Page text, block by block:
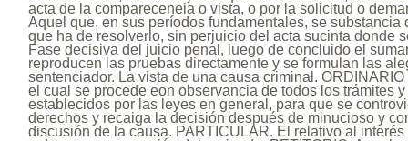
acta de la compareceneia o vista, o por la solicitud o
Aquel que, en sus períodos fundamentales, se substancia
que ha de resolverlo, sin perjuicio del acta sucinta donde
Fase decisiva del juicio penal, luego de concluido el
reproducen las pruebas directamente y se formulan las
sentenciador. La vista de una causa criminal.
el cual se procede eon observancia de todos los trámites
establecidos por las leyes en general, para que se
derechos y recaiga la decisión después de minucioso y
discusión de la causa. PARTICULAR. El relativo al